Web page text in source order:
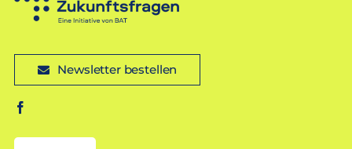
Newsletter bestellen